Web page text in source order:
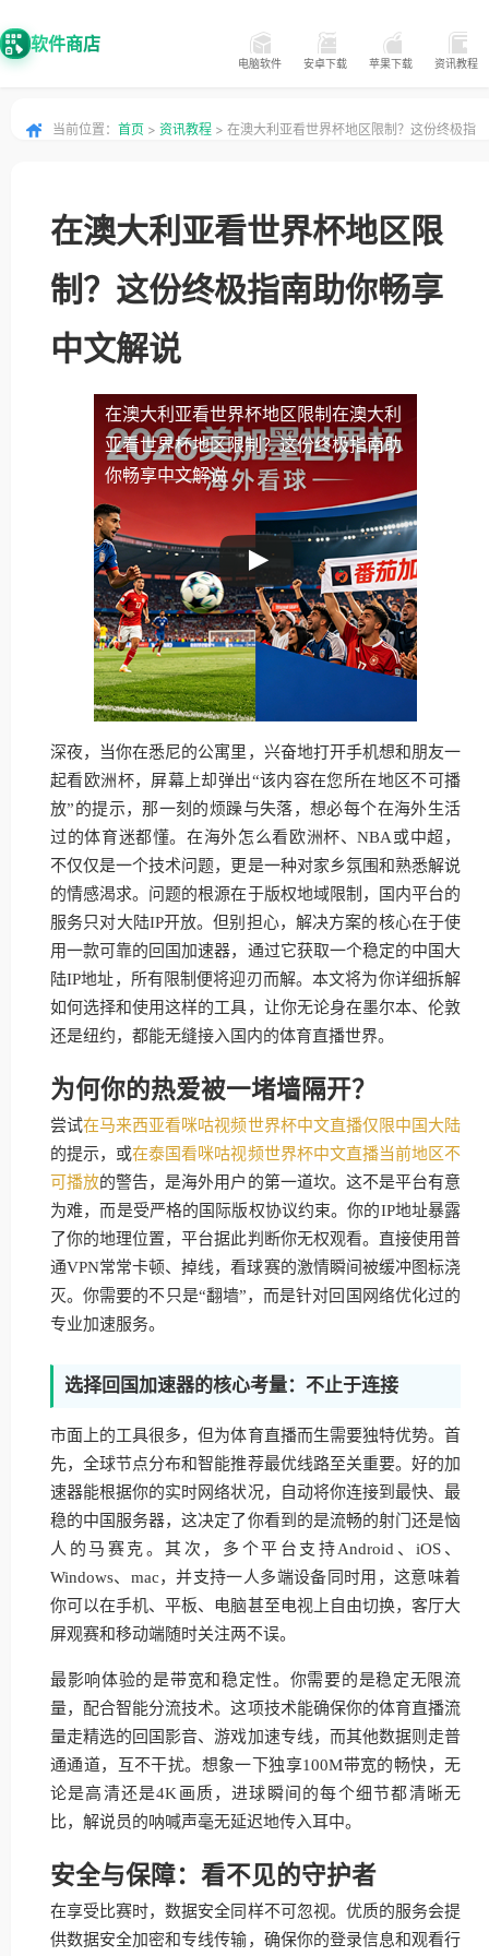
软件商店
电脑软件 安卓下载 苹果下载 资讯教程
当前位置： 首页 > 资讯教程 > 在澳大利亚看世界杯地区限制？这份终极指
在澳大利亚看世界杯地区限
制？这份终极指南助你畅享
中文解说
在澳大利亚看世界杯地区限制 在澳大利
亚看世界杯地区限制？这份终极指南助
你畅享中文解说
深夜，当你在悉尼的公寓里，兴奋地打开手机想和朋友一
起看欧洲杯，屏幕上却弹出“该内容在您所在地区不可播
放”的提示，那一刻的烦躁与失落，想必每个在海外生活
过的体育迷都懂。在海外怎么看欧洲杯、NBA或中超，
不仅仅是一个技术问题，更是一种对家乡氛围和熟悉解说
的情感渴求。问题的根源在于版权地域限制，国内平台的
服务只对大陆IP开放。但别担心，解决方案的核心在于使
用一款可靠的回国加速器，通过它获取一个稳定的中国大
陆IP地址，所有限制便将迎刃而解。本文将为你详细拆解
如何选择和使用这样的工具，让你无论身在墨尔本、伦敦
还是纽约，都能无缝接入国内的体育直播世界。
为何你的热爱被一堵墙隔开？
尝试在马来西亚看咪咕视频世界杯中文直播仅限中国大陆
的提示，或在泰国看咪咕视频世界杯中文直播当前地区不
可播放的警告，是海外用户的第一道坎。这不是平台有意
为难，而是受严格的国际版权协议约束。你的IP地址暴露
了你的地理位置，平台据此判断你无权观看。直接使用普
通VPN常常卡顿、掉线，看球赛的激情瞬间被缓冲图标浇
灭。你需要的不只是“翻墙”，而是针对回国网络优化过的
专业加速服务。
选择回国加速器的核心考量：不止于连接
市面上的工具很多，但为体育直播而生需要独特优势。首
先，全球节点分布和智能推荐最优线路至关重要。好的加
速器能根据你的实时网络状况，自动将你连接到最快、最
稳的中国服务器，这决定了你看到的是流畅的射门还是恼
人的马赛克。其次，多个平台支持Android、iOS、
Windows、mac，并支持一人多端设备同时用，这意味着
你可以在手机、平板、电脑甚至电视上自由切换，客厅大
屏观赛和移动端随时关注两不误。
最影响体验的是带宽和稳定性。你需要的是稳定无限流
量，配合智能分流技术。这项技术能确保你的体育直播流
量走精选的回国影音、游戏加速专线，而其他数据则走普
通通道，互不干扰。想象一下独享100M带宽的畅快，无
论是高清还是4K画质，进球瞬间的每个细节都清晰无
比，解说员的呐喊声毫无延迟地传入耳中。
安全与保障：看不见的守护者
在享受比赛时，数据安全同样不可忽视。优质的服务会提
供数据安全加密和专线传输，确保你的登录信息和观看行